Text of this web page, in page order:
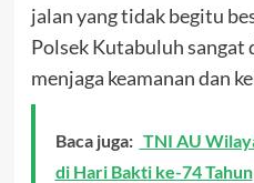
jalan yang tidak begitu
Polsek Kutabuluh
menjaga keamanan dan
Baca juga: TNI AU
di Hari Bakti ke-74 Tahun